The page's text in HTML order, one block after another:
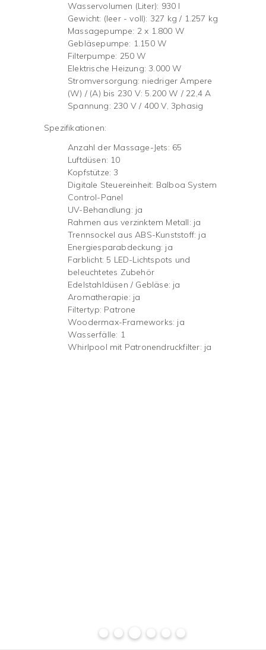
Wasservolumen (Liter): 930 l
Gewicht: (leer - voll): 327 kg / 1.257 kg
Massagepumpe: 2 x 1.800 W
Gebläsepumpe: 1.150 W
Filterpumpe: 250 W
Elektrische Heizung: 3.000 W
Stromversorgung: niedriger Ampere
(W) / (A) bis 230 V: 5.200 W / 22,4 A
Spannung: 230 V / 400 V, 3phasig
Spezifikationen:
Anzahl der Massage-Jets: 65
Luftdüsen: 10
Kopfstütze: 3
Digitale Steuereinheit: Balboa System
Control-Panel
UV-Behandlung: ja
Rahmen aus verzinktem Metall: ja
Trennsockel aus ABS-Kunststoff: ja
Energiesparabdeckung: ja
Farblicht: 5 LED-Lichtspots und
beleuchtetes Zubehör
Edelstahldüsen / Gebläse: ja
Aromatherapie: ja
Filtertyp: Patrone
Woodermax-Frameworks: ja
Wasserfälle: 1
Whirlpool mit Patronendruckfilter: ja